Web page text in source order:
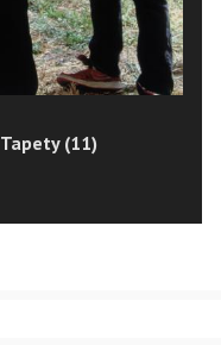
Tapety (11)